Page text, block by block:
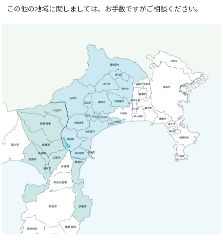
この他の地域に関しましては、お手数ですがご相談ください。